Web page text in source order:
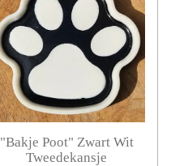
"Bakje Poot" Zwart Wit
Tweedekansje